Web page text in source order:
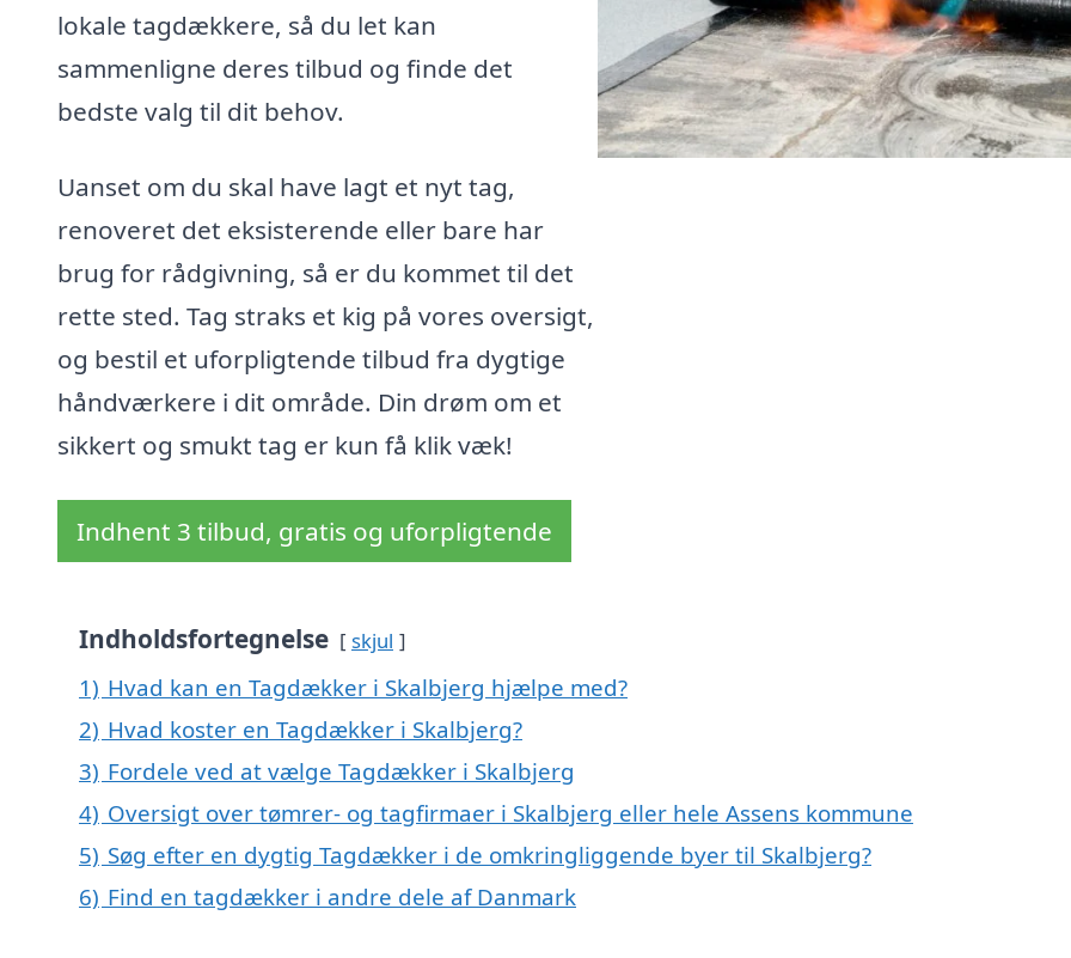
lokale tagdækkere, så du let kan
sammenligne deres tilbud og finde det
bedste valg til dit behov.
Uanset om du skal have lagt et nyt tag,
renoveret det eksisterende eller bare har
brug for rådgivning, så er du kommet til det
rette sted. Tag straks et kig på vores oversigt,
og bestil et uforpligtende tilbud fra dygtige
håndværkere i dit område. Din drøm om et
sikkert og smukt tag er kun få klik væk!
Indhent 3 tilbud, gratis og uforpligtende
Indholdsfortegnelse skjul
1) Hvad kan en Tagdækker i Skalbjerg hjælpe med?
2) Hvad koster en Tagdækker i Skalbjerg?
3) Fordele ved at vælge Tagdækker i Skalbjerg
4) Oversigt over tømrer- og tagfirmaer i Skalbjerg eller hele Assens kommune
5) Søg efter en dygtig Tagdækker i de omkringliggende byer til Skalbjerg?
6) Find en tagdækker i andre dele af Danmark